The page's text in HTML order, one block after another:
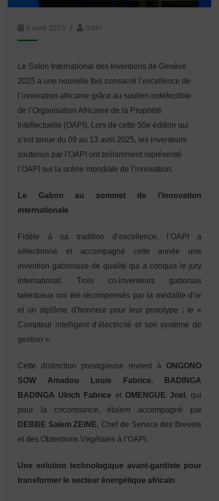
9 avril 2025 OAPI
Le Salon International des Inventions de Genève
2025 a une nouvelle fois consacré l’excellence de
l’innovation africaine grâce au soutien indéfectible
de l’Organisation Africaine de la Propriété
Intellectuelle (OAPI). Lors de cette 50e édition qui
s’est tenue du 09 au 13 avril 2025, les inventeurs
soutenus par l’OAPI ont brillamment représenté
l’OAPI sur la scène mondiale de l’innovation.
Le Gabon au sommet de l’innovation
internationale
Fidèle à sa tradition d’excellence, l’OAPI a
sélectionné et accompagné cette année une
invention gabonaise de qualité qui a conquis le jury
international. Trois co-inventeurs gabonais
talentueux ont été récompensés par la médaille d’or
et un diplôme d’honneur pour leur prototype : le «
Compteur intelligent d’électricité et son système de
gestion ».
Cette distinction prestigieuse revient à ONGONO
SOW Amadou Louis Fabrice,
BADINGA
BADINGA Ulrich Fabrice et OMENGUE Joel , qui
pour la circonstance, étaient accompagné par
DEBBE Salem ZEINE, Chef de Service des Brevets
et des Obtentions Végétales à l’OAPI.
Une solution technologique avant-gardiste pour
transformer le secteur énergétique africain